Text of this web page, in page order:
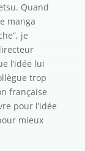
Quand
manga
je
l’idée lui
trop
française
pour l’idée
mieux